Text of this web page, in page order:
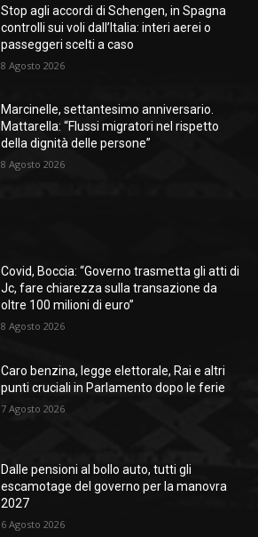
Stop agli accordi di Schengen, in Spagna
controlli sui voli dall’Italia: interi aerei o
passeggeri scelti a caso
8 Agosto 2026
Marcinelle, settantesimo anniversario.
Mattarella: “Flussi migratori nel rispetto
della dignità delle persone”
8 Agosto 2026
Covid, Boccia: “Governo trasmetta gli atti di
Jc, fare chiarezza sulla transazione da
oltre 100 milioni di euro”
8 Agosto 2026
Caro benzina, legge elettorale, Rai e altri
punti cruciali in Parlamento dopo le ferie
7 Agosto 2026
Dalle pensioni al bollo auto, tutti gli
escamotage del governo per la manovra
2027
6 Agosto 2026